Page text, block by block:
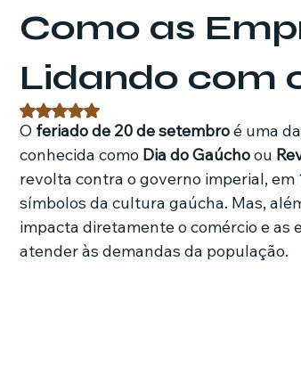
de marketing Filmes e séries
Clínica Nutricionista
Como as
Lidando com
Avaliado com NaN de 5 estrelas.
O feriado de 20 de setembro é uma
conhecida como Dia do Gaúcho ou
revolta contra o governo imperial,
símbolos da cultura gaúcha. Mas,
impacta diretamente o comércio e as
atender às demandas da população.